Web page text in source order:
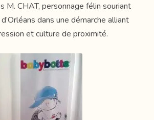
M. CHAT, personnage félin souriant
dans une démarche alliant
et culture de proximité.